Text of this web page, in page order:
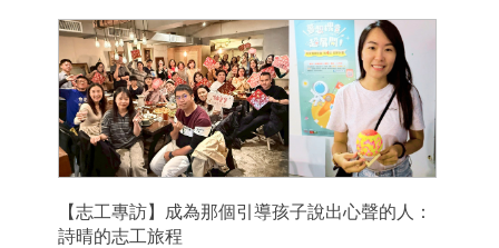
【志工專訪】成為那個引導孩子說出心聲的人：
詩晴的志工旅程